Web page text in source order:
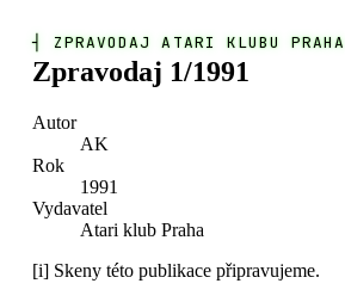
┤ ZPRAVODAJ ATARI KLUBU PRAHA
Zpravodaj 1/1991
Autor
AK
Rok
1991
Vydavatel
Atari klub Praha
[i] Skeny této publikace připravujeme.